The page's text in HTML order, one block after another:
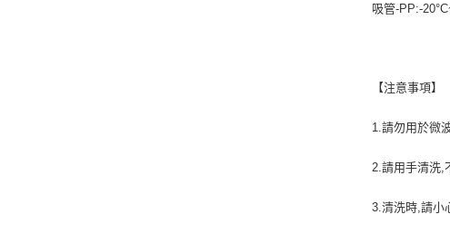
吸管-PP:-
【注意事項】
1.請勿用於微
2.請用手清洗,
3.清洗時,請小